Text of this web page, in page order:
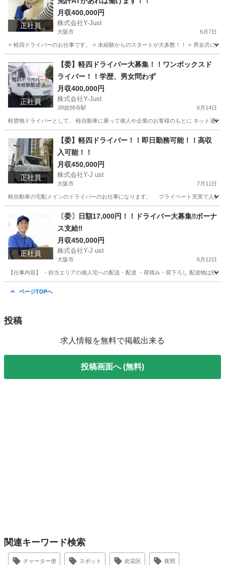
正社員
月収400,000円
株式会社Y-Just
大阪市 6月7日
⭐️ 軽四ドライバーのお仕事です。 ⭐️ 未経験からのスタートが大多数！！ ⭐️ 男女共に
物流 未経験
正社員
【委】軽四ドライバー大募集！！ワンボックスド
ライバー！！学歴、男女問わず
月収400,000円
株式会社Y-Just
JR総持寺駅 6月14日
軽貨物ドライバーとして、 軽自動車に乗って個人や企業のお客様のもとに ネット通
JR総持寺駅 物流 ワンボックス
正社員
【委】軽四ドライバー！！即日勤務可能！！高収
入可能！！
月収450,000円
株式会社Y-J ust
大阪市 7月11日
軽自動車の宅配メインのドライバーのお仕事になります。 プライベート充実で人材
物流 業務
正社員
〔委〕日額17,000円！！ドライバー大募集‼️ボーナ
ス支給‼️
月収450,000円
株式会社Y-J ust
大阪市 6月12日
【仕事内容】 ・担当エリアの個人宅への配送・配達 ・荷積み・荷下ろし 配達物は
ページTOPへ
投稿
求人情報を無料で掲載出来る
投稿画面へ (無料)
関連キーワード検索
チャーター便 スポット 此花区 夜間